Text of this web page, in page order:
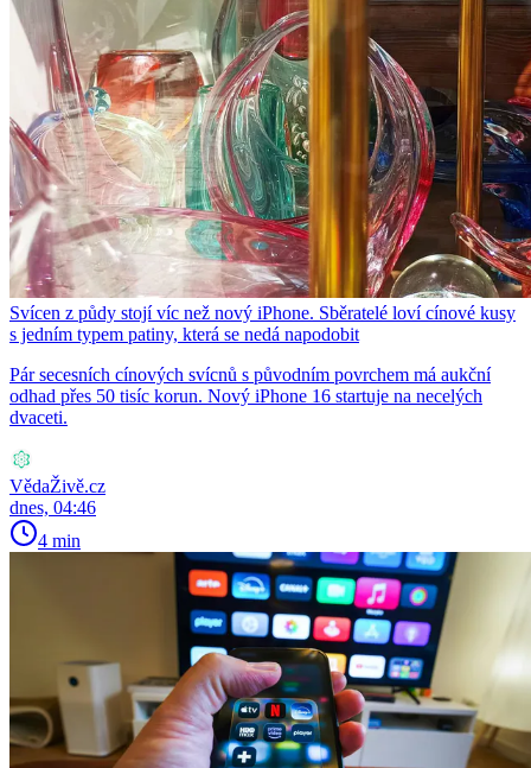
Svícen z půdy stojí víc než nový iPhone. Sběratelé loví cínové kusy
s jedním typem patiny, která se nedá napodobit
Pár secesních cínových svícnů s původním povrchem má aukční
odhad přes 50 tisíc korun. Nový iPhone 16 startuje na necelých
dvaceti.
VědaŽivě.cz
dnes, 04:46
4 min